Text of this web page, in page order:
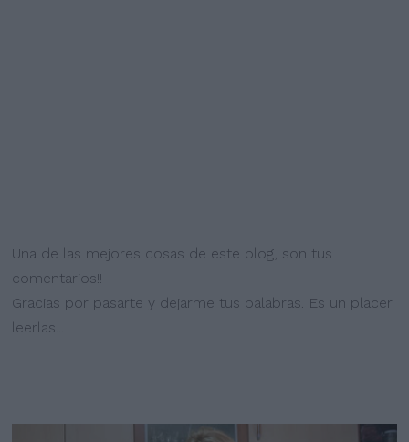
Una de las mejores cosas de este blog, son tus
comentarios!!
Gracias por pasarte y dejarme tus palabras. Es un placer
leerlas...